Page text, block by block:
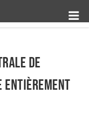
de
entièrement